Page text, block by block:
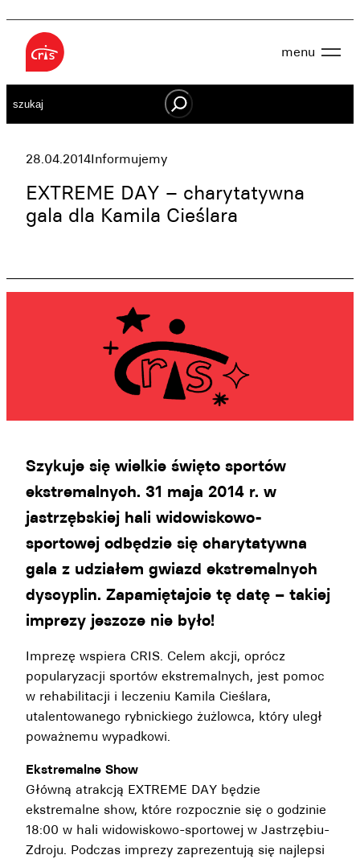
Przejdź
treści
menu
Aktualności
Wspieraj nas
OWES
Oferta
Szukaj
28.04.2014Informujemy
EXTREME DAY – charytatywna
gala dla Kamila Cieślara
Szykuje się wielkie święto sportów
ekstremalnych. 31 maja 2014 r. w
jastrzębskiej hali widowiskowo-
sportowej odbędzie się charytatywna
gala z udziałem gwiazd ekstremalnych
dyscyplin. Zapamiętajcie tę datę – takiej
imprezy jeszcze nie było!
Imprezę wspiera CRIS. Celem akcji, oprócz
popularyzacji sportów ekstremalnych, jest pomoc
w rehabilitacji i leczeniu Kamila Cieślara,
utalentowanego rybnickiego żużlowca, który uległ
poważnemu wypadkowi.
Ekstremalne Show
Główną atrakcją EXTREME DAY będzie
ekstremalne show, które rozpocznie się o godzinie
18:00 w hali widowiskowo-sportowej w Jastrzębiu-
Zdroju. Podczas imprezy zaprezentują się najlepsi